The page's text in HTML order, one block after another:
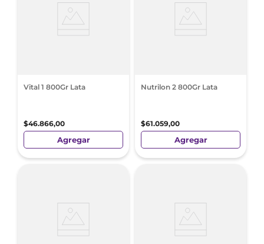
Vital 1 800Gr Lata
$46.866,00
Agregar
Nutrilon 2 800Gr Lata
$61.059,00
Agregar